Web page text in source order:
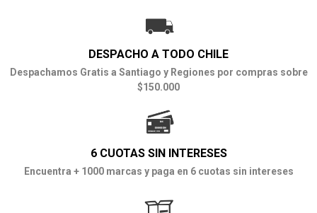
DESPACHO A TODO CHILE
Despachamos Gratis a Santiago y Regiones por compras sobre
$150.000
6 CUOTAS SIN INTERESES
Encuentra + 1000 marcas y paga en 6 cuotas sin intereses